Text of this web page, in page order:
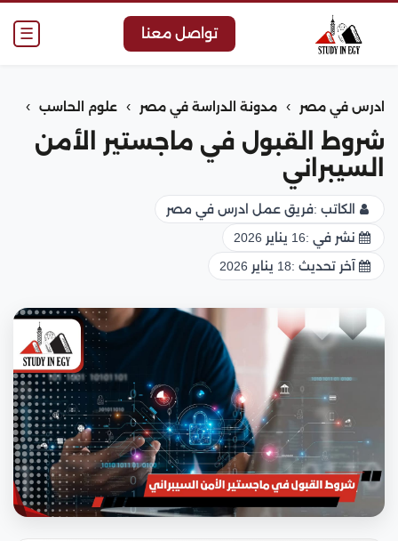
☰ تواصل معنا
ادرس في مصر › مدونة الدراسة في مصر › علوم الحاسب ›
شروط القبول في ماجستير الأمن
السيبراني
الكاتب :فريق عمل ادرس في مصر
نشر في :16 يناير 2026
آخر تحديث :18 يناير 2026